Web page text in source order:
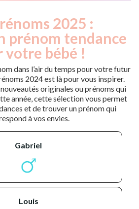
2025 :
prénom tendance
votre bébé !
dans l’air du temps pour votre futur
2024 est là pour vous inspirer.
originales ou prénoms qui
année, cette sélection vous permet
et de trouver un prénom qui
à vos envies.
gabriel
louis